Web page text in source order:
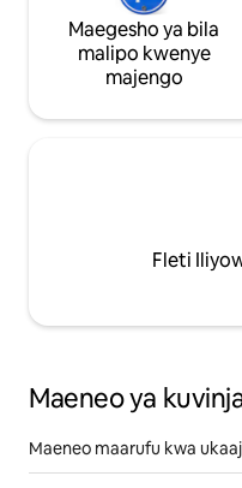
Maegesho ya bila
malipo kwenye
majengo
Fleti
Maeneo ya
Maeneo maarufu kwa